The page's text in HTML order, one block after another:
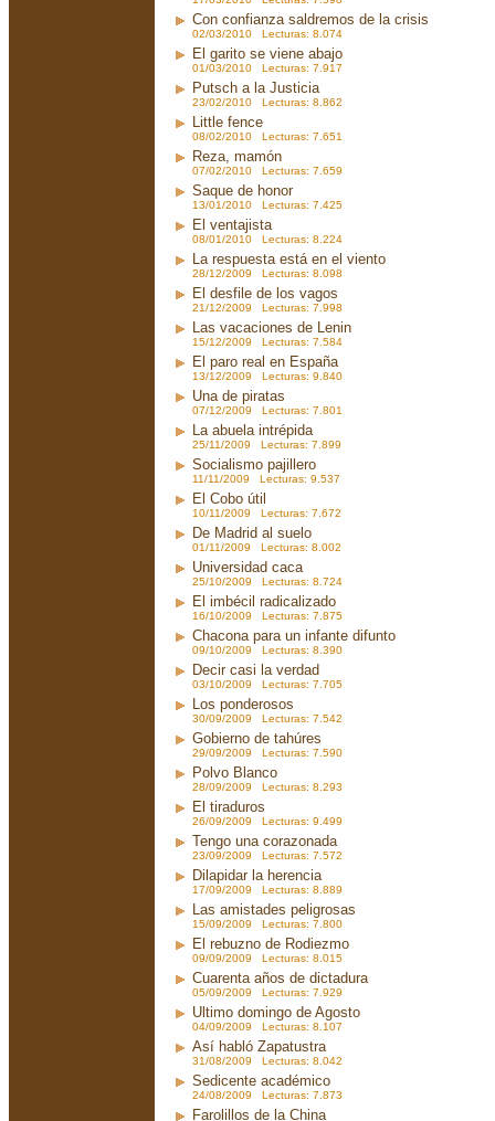
Con confianza saldremos de la crisis
02/03/2010 Lecturas: 8.074
El garito se viene abajo
01/03/2010 Lecturas: 7.917
Putsch a la Justicia
23/02/2010 Lecturas: 8.862
Little fence
08/02/2010 Lecturas: 7.651
Reza, mamón
07/02/2010 Lecturas: 7.659
Saque de honor
13/01/2010 Lecturas: 7.425
El ventajista
08/01/2010 Lecturas: 8.224
La respuesta está en el viento
28/12/2009 Lecturas: 8.098
El desfile de los vagos
21/12/2009 Lecturas: 7.998
Las vacaciones de Lenin
15/12/2009 Lecturas: 7.584
El paro real en España
13/12/2009 Lecturas: 9.840
Una de piratas
07/12/2009 Lecturas: 7.801
La abuela intrépida
25/11/2009 Lecturas: 7.899
Socialismo pajillero
11/11/2009 Lecturas: 9.537
El Cobo útil
10/11/2009 Lecturas: 7.672
De Madrid al suelo
01/11/2009 Lecturas: 8.002
Universidad caca
25/10/2009 Lecturas: 8.724
El imbécil radicalizado
16/10/2009 Lecturas: 7.875
Chacona para un infante difunto
09/10/2009 Lecturas: 8.390
Decir casi la verdad
03/10/2009 Lecturas: 7.705
Los ponderosos
30/09/2009 Lecturas: 7.542
Gobierno de tahúres
29/09/2009 Lecturas: 7.590
Polvo Blanco
28/09/2009 Lecturas: 8.293
El tiraduros
26/09/2009 Lecturas: 9.499
Tengo una corazonada
23/09/2009 Lecturas: 7.572
Dilapidar la herencia
17/09/2009 Lecturas: 8.889
Las amistades peligrosas
15/09/2009 Lecturas: 7.800
El rebuzno de Rodiezmo
09/09/2009 Lecturas: 8.015
Cuarenta años de dictadura
05/09/2009 Lecturas: 7.929
Ultimo domingo de Agosto
04/09/2009 Lecturas: 8.107
Así habló Zapatustra
31/08/2009 Lecturas: 8.042
Sedicente académico
24/08/2009 Lecturas: 7.873
Farolillos de la China